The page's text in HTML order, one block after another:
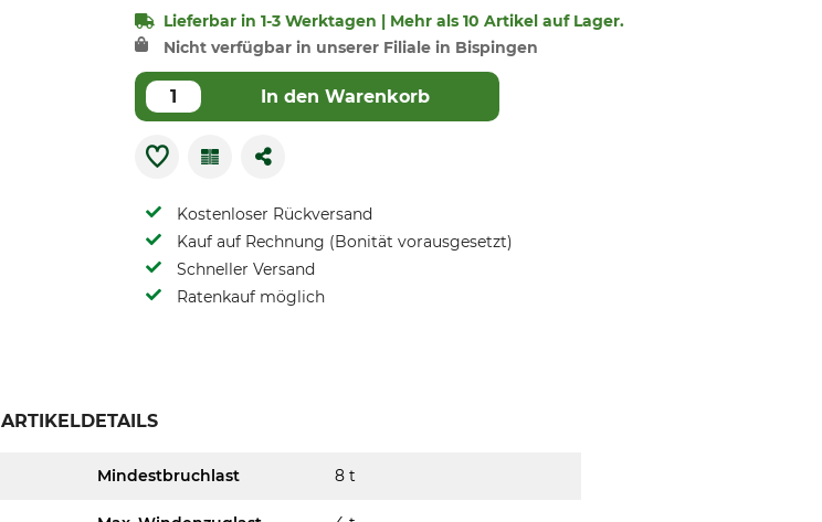
Lieferbar in 1-3 Werktagen | Mehr als 10 Artikel auf Lager.
Nicht verfügbar in unserer Filiale in Bispingen
In den Warenkorb
Kostenloser Rückversand
Kauf auf Rechnung (Bonität vorausgesetzt)
Schneller Versand
Ratenkauf möglich
ARTIKELDETAILS
Mindestbruchlast 8 t